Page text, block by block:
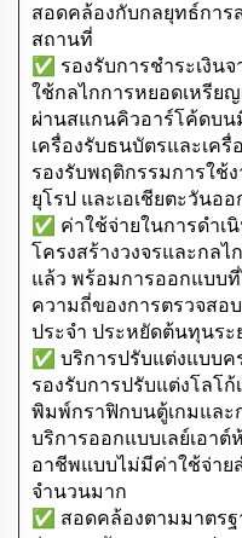
สอดคล้องกับกลยุทธ์การ
สถานที่
✅ รองรับการชำระเงิน
ใช้กลไกการหยอดเหรีย
ผ่านสแกนคิวอาร์โค้ดบน
เครื่องรับธนบัตรและเครื่
รองรับพฤติกรรมการใช้
ยุโรป และเอเชียตะวันออ
✅ ค่าใช้จ่ายในการดำเ
โครงสร้างวงจรและก
แล้ว พร้อมการออกแบบ
ความถี่ของการตรวจสอ
ประจำ ประหยัดต้นทุนร
✅ บริการปรับแต่งแบบค
รองรับการปรับแต่งโลโ
พิมพ์กราฟิกบนตู้เกมและ
บริการออกแบบเลย์เอา
อาชีพแบบไม่มีค่าใช้จ่า
จำนวนมาก
✅ สอดคล้องตามมาตร